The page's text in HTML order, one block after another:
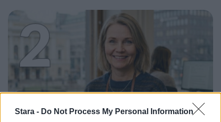
Stara - Do Not Process My Personal Information
2